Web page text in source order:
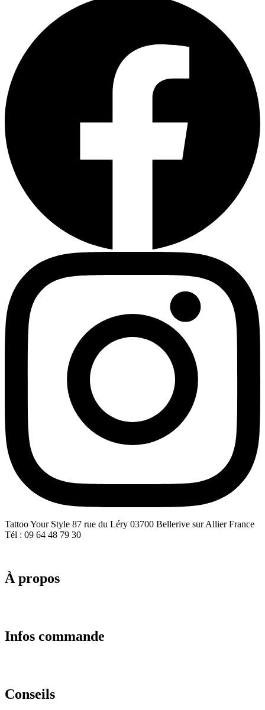
Tattoo Your Style 87 rue du Léry 03700 Bellerive sur Allier France
Tél : 09 64 48 79 30
À propos
Infos commande
Conseils